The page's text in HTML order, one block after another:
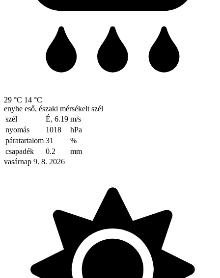
29 °C 14 °C
enyhe eső, északi mérsékelt szél
szél
É, 6.19 m/s
nyomás
1018
hPa
páratartalom 31
%
csapadék
0.2
mm
vasárnap 9. 8. 2026